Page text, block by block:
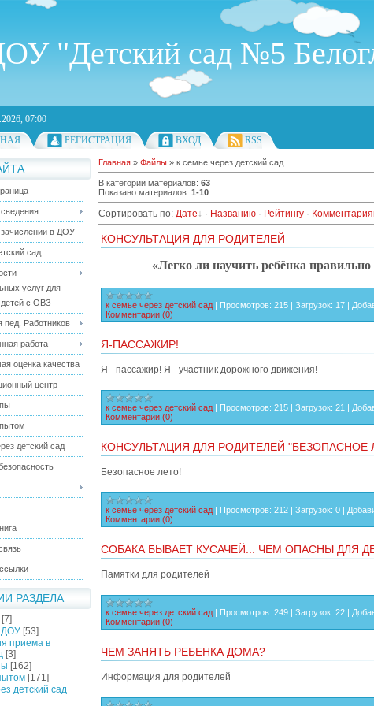
"Детский сад №5
07:00
РЕГИСТРАЦИЯ ВХОД RSS
в ДОУ
сад
услуг для
с ОВЗ
пед. Работников
работа
оценка качества
центр
детский сад
РАЗДЕЛА
[7]
ДОУ [53]
приема в
[3]
[162]
[171]
детский сад
Главная » Файлы » к семье через детский сад
В категории материалов: 63
Показано материалов: 1-10
Сортировать по: Дате · Названию · Рейтингу ·
КОНСУЛЬТАЦИЯ ДЛЯ РОДИТЕЛЕЙ
«Легко ли научить ребёнка правильно
к семье через детский сад | Просмотров: 215 | Загрузок: 17 |
Комментарии (0)
Я-ПАССАЖИР!
Я - пассажир! Я - участник дорожного движения!
к семье через детский сад | Просмотров: 215 | Загрузок: 21 |
Комментарии (0)
КОНСУЛЬТАЦИЯ ДЛЯ РОДИТЕЛЕЙ "БЕЗОПАСНОЕ
Безопасное лето!
к семье через детский сад | Просмотров: 212 | Загрузок: 0 |
Комментарии (0)
СОБАКА БЫВАЕТ КУСАЧЕЙ... ЧЕМ ОПАСНЫ ДЛЯ
Памятки для родителей
к семье через детский сад | Просмотров: 249 | Загрузок: 22 |
Комментарии (0)
ЧЕМ ЗАНЯТЬ РЕБЕНКА ДОМА?
Информация для родителей